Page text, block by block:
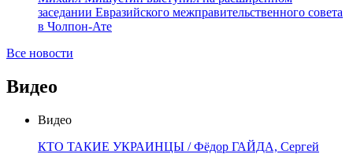
заседании Евразийского межправительственного совета
в Чолпон-Ате
Все новости
Видео
Видео
КТО ТАКИЕ УКРАИНЦЫ / Фёдор ГАЙДА, Сергей